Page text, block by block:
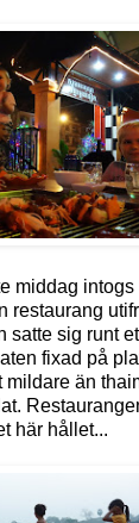
middag
restaurang
satte sig runt
fixad på
mildare än
här hållet...